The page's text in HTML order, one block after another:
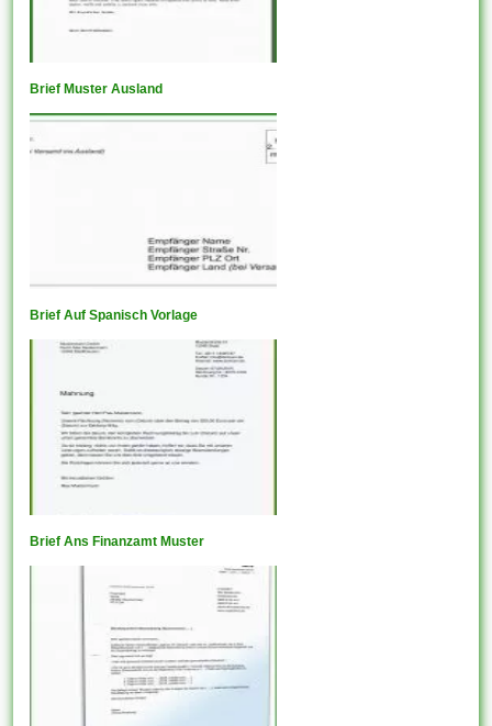
Brief Muster Ausland
Brief Auf Spanisch Vorlage
Brief Ans Finanzamt Muster